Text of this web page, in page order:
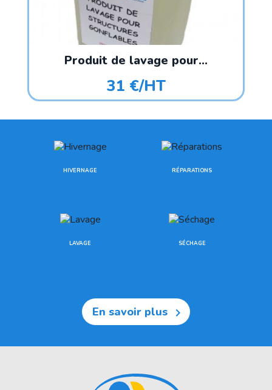
Produit de lavage pour...
31 €/HT
HIVERNAGE RÉPARATIONS
LAVAGE SÉCHAGE
En savoir plus 